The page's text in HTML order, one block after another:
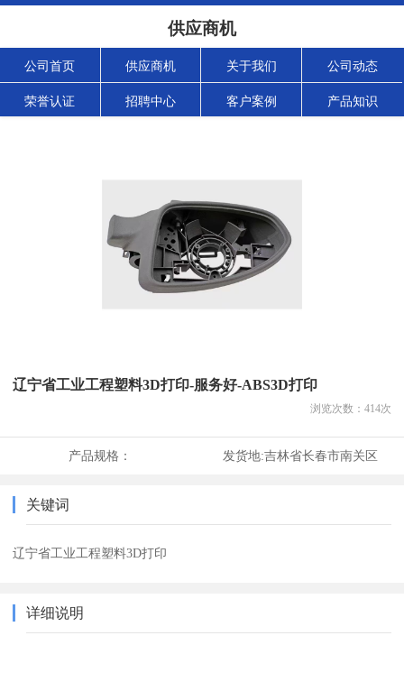
供应商机
公司首页 供应商机 关于我们 公司动态
荣誉认证 招聘中心 客户案例 产品知识
辽宁省工业工程塑料3D打印-服务好-ABS3D打印
浏览次数： 414次
产品规格： 发货地:吉林省长春市南关区
关键词
辽宁省工业工程塑料3D打印
详细说明